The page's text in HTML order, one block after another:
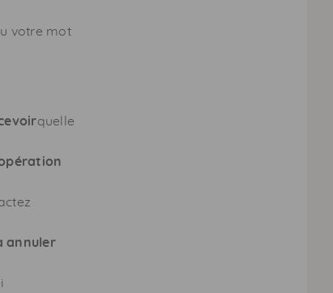
votre mot
quelle
annuler